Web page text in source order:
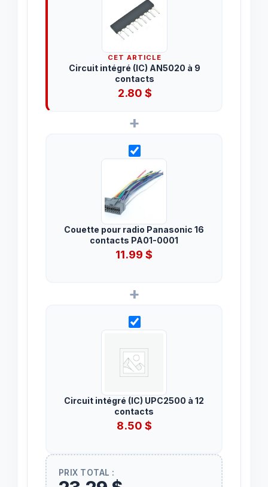
CET ARTICLE
Circuit intégré (IC) AN5020 à 9
contacts
2.80 $
+
Couette pour radio Panasonic 16
contacts PA01-0001
11.99 $
+
Circuit intégré (IC) UPC2500 à 12
contacts
8.50 $
PRIX TOTAL :